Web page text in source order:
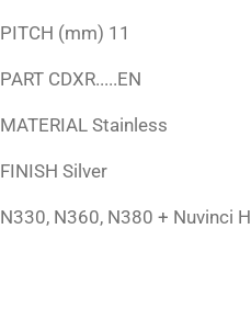
PITCH (mm) 11
PART CDXR.....EN
MATERIAL Stainless
FINISH Silver
N330, N360, N380 + Nuvinci